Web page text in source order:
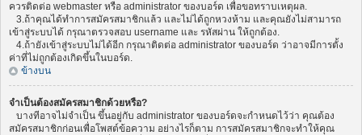
ควรติดต่อ webmaster หรือ administrator ของบอร์ด เพื่อขอทราบเหตุผล.
3.ถ้าคุณได้ทำการสมัครสมาชิกแล้ว และไม่ได้ถูกหวงห้าม และคุณยังไม่สามารถ
เข้าสู่ระบบได้ กรุณาตรวจสอบ username และ รหัสผ่าน ให้ถูกต้อง.
4.ถ้ายังเข้าสู่ระบบไม่ได้อีก กรุณาติดต่อ administrator ของบอร์ด ว่าอาจมีการตั้ง
ค่าที่ไม่ถูกต้องเกิดขึ้นในบอร์ด.
ข้างบน
จำเป็นต้องสมัครสมาชิกด้วยหรือ?
บางทีอาจไม่จำเป็น ขึ้นอยู่กับ administrator ของบอร์ดจะกำหนดไว้ว่า คุณต้อง
สมัครสมาชิกก่อนเพื่อโพสต์ข้อความ อย่างไรก็ตาม การสมัครสมาชิกจะทำให้คุณ